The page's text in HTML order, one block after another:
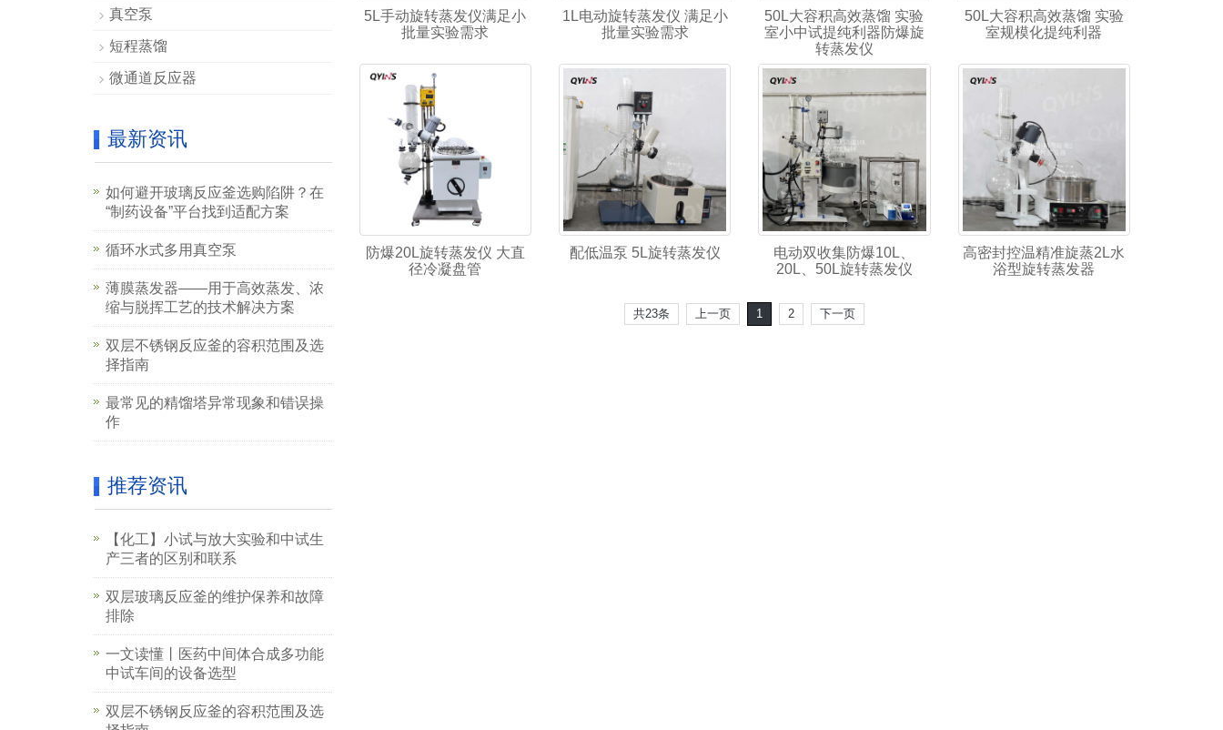
5L手动旋转蒸发仪满足小
批量实验需求
1L电动旋转蒸发仪 满足小
批量实验需求
50L大容积高效蒸馏 实验
室小中试提纯利器防爆旋
转蒸发仪
50L大容积高效蒸馏 实验
室规模化提纯利器
防爆20L旋转蒸发仪 大直
径冷凝盘管
配低温泵 5L旋转蒸发仪
电动双收集防爆10L、
20L、50L旋转蒸发仪
高密封控温精准旋蒸2L水
浴型旋转蒸发器
共23条 上一页 1 2 下一页
真空泵
短程蒸馏
微通道反应器
最新资讯
如何避开玻璃反应釜选购陷阱？在
“制药设备”平台找到适配方案
循环水式多用真空泵
薄膜蒸发器——用于高效蒸发、浓
缩与脱挥工艺的技术解决方案
双层不锈钢反应釜的容积范围及选
择指南
最常见的精馏塔异常现象和错误操
作
推荐资讯
【化工】小试与放大实验和中试生
产三者的区别和联系
双层玻璃反应釜的维护保养和故障
排除
一文读懂丨医药中间体合成多功能
中试车间的设备选型
双层不锈钢反应釜的容积范围及选